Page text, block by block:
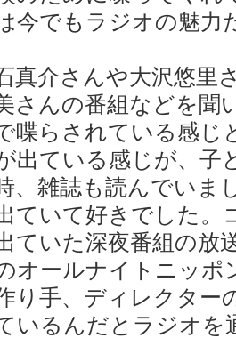
今でもラジオの魅力
真介さんや大沢悠里
さんの番組などを聞
喋らされている感じ
出ている感じが、子
、雑誌も読んでいま
ていて好きでした。
ていた深夜番組の放
オールナイトニッポ
り手、ディレクター
いるんだとラジオを